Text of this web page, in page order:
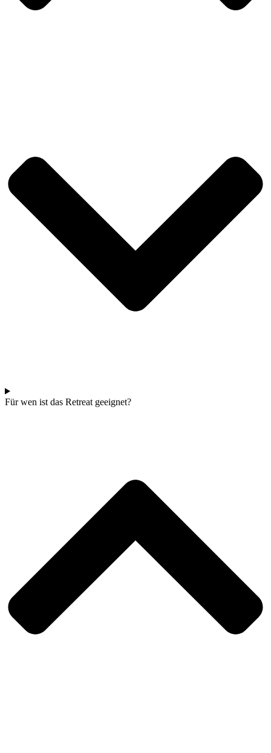
Für wen ist das Retreat geeignet?